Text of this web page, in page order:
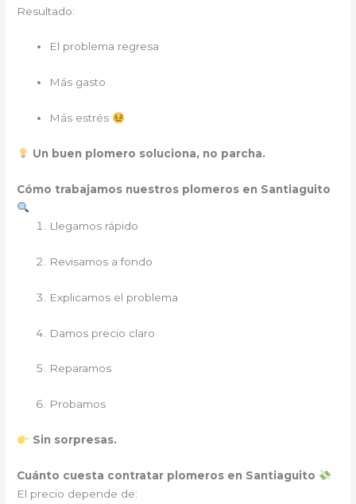
Resultado:
El problema regresa
Más gasto
Más estrés
Un buen plomero soluciona, no parcha.
Cómo trabajamos nuestros plomeros en Santiaguito
Llegamos rápido
Revisamos a fondo
Explicamos el problema
Damos precio claro
Reparamos
Probamos
Sin sorpresas.
Cuánto cuesta contratar plomeros en Santiaguito
El precio depende de: